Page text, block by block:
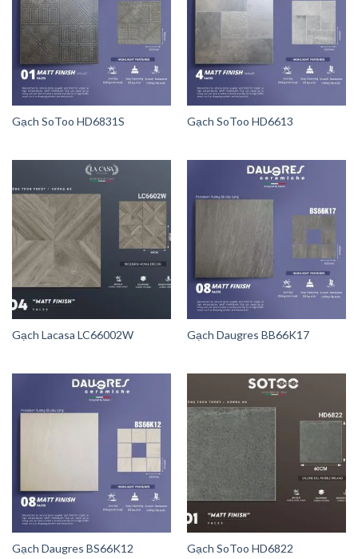
Gạch SoToo HD6831S Gạch SoToo HD6613
Gạch Lacasa LC66002W Gạch Daugres BB66K17
Gạch Daugres BS66K12 Gạch SoToo HD6822